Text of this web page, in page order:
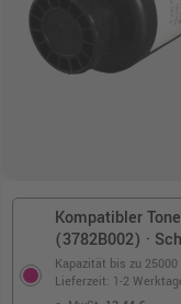
Kompatibler
(3782B002) ·
Kapazität bis zu 25000
Lieferzeit: 1-2